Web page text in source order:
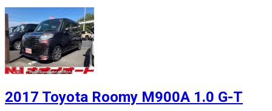
2017 Toyota Roomy M900A 1.0 G-T